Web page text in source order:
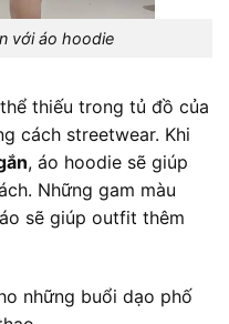
với áo hoodie
thiếu trong tủ đồ của
cách streetwear. Khi
, áo hoodie sẽ giúp
Những gam màu
sẽ giúp outfit thêm
những buổi dạo phố